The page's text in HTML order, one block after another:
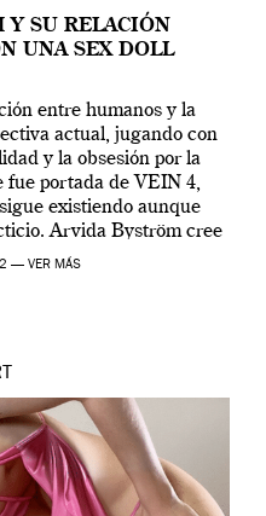
Y SU RELACIÓN
UNA SEX DOLL
entre humanos y la
actual, jugando con
y la obsesión por la
fue portada de VEIN 4,
existiendo aunque
Arvida Byström cree
un complejo […]
— VER MÁS